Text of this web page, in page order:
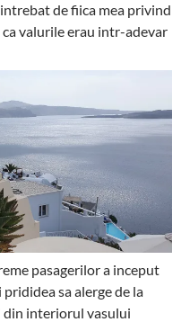
de fiica mea privind
valurile erau intr-adevar
pasagerilor a inceput
sa alerge de la
din interiorul vasului